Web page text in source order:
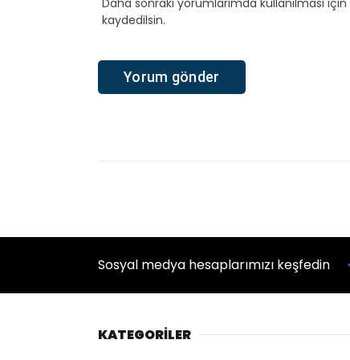
Daha sonraki yorumlarımda kullanılması
kaydedilsin.
Pazar’da
Giriş: 06-07-2026 20:39